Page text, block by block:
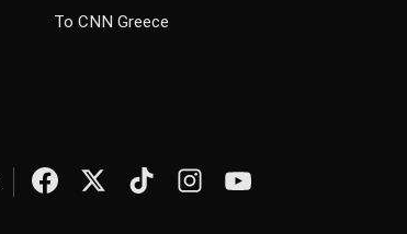
Το CNN Greece